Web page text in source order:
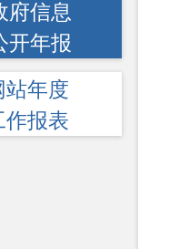
府信息
开年报
站年度
作报表